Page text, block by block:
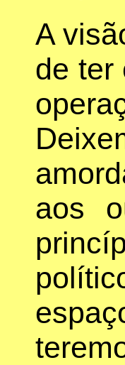
A
de ter
aos